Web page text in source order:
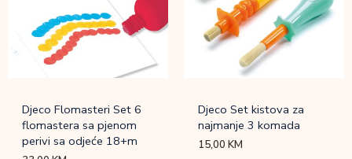
Djeco Flomasteri Set 6
flomastera sa pjenom
perivi sa odjeće 18+m
Djeco Set kistova za
najmanje 3 komada
15,00KM